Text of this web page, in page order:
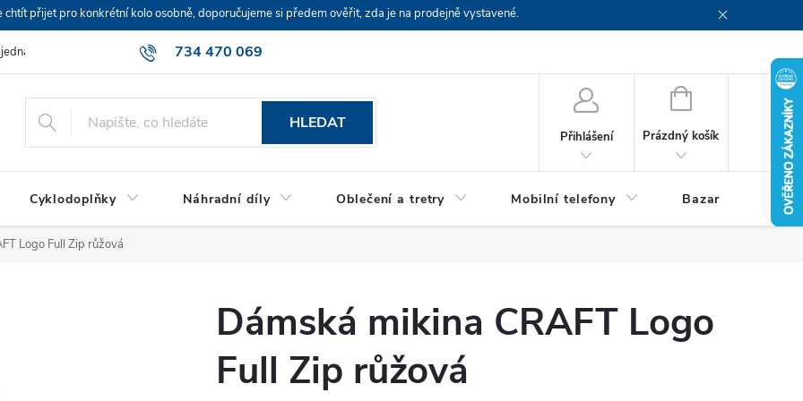
přijet pro konkrétní kolo osobně, doporučujeme si předem ověřit, zda je na prodejně vystavené.
734 470 069
HLEDAT
Přihlášení
NÁKUPNÍ
Prázdný košík
Cyklodoplňky Náhradní díly Oblečení a tretry Mobilní telefony Bazar Servis
Logo Full Zip růžová
Dámská mikina CRAFT Logo
Full Zip růžová